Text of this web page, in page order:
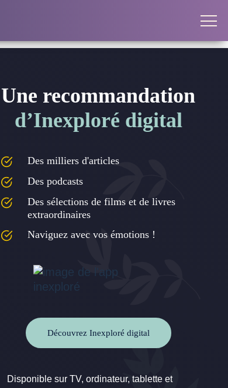
Une recommandation
d’Inexploré digital
Des milliers d'articles
Des podcasts
Des sélections de films et de livres
extraordinaires
Naviguez avec vos émotions !
Découvrez Inexploré digital
Disponible sur TV, ordinateur, tablette et